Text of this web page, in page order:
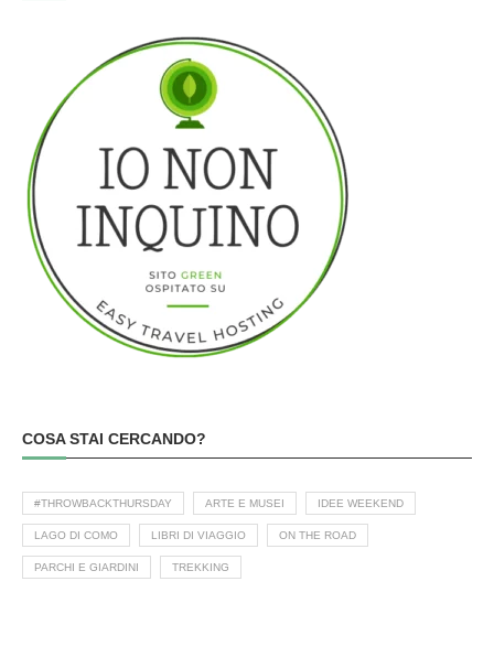
COSA STAI CERCANDO?
#THROWBACKTHURSDAY ARTE E MUSEI IDEE WEEKEND
LAGO DI COMO LIBRI DI VIAGGIO ON THE ROAD
PARCHI E GIARDINI TREKKING